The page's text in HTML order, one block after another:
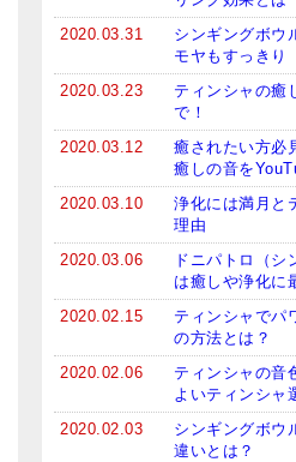
初級講座
倍音呼吸法レッスン
ビギナー講師・養成講座
アマナマナとは
About Us
メールお便り登録
2020.03.31
シンギングボウ
モヤもすっきり
2020.03.23
ティンシャの癒
で！
2020.03.12
癒されたい方必
癒しの音を
2020.03.10
浄化には満月と
理由
2020.03.06
ドニパトロ（シ
は癒しや浄化に
2020.02.15
ティンシャでパ
の方法とは？
2020.02.06
ティンシャの音
よいティンシャ
2020.02.03
シンギングボウ
違いとは？